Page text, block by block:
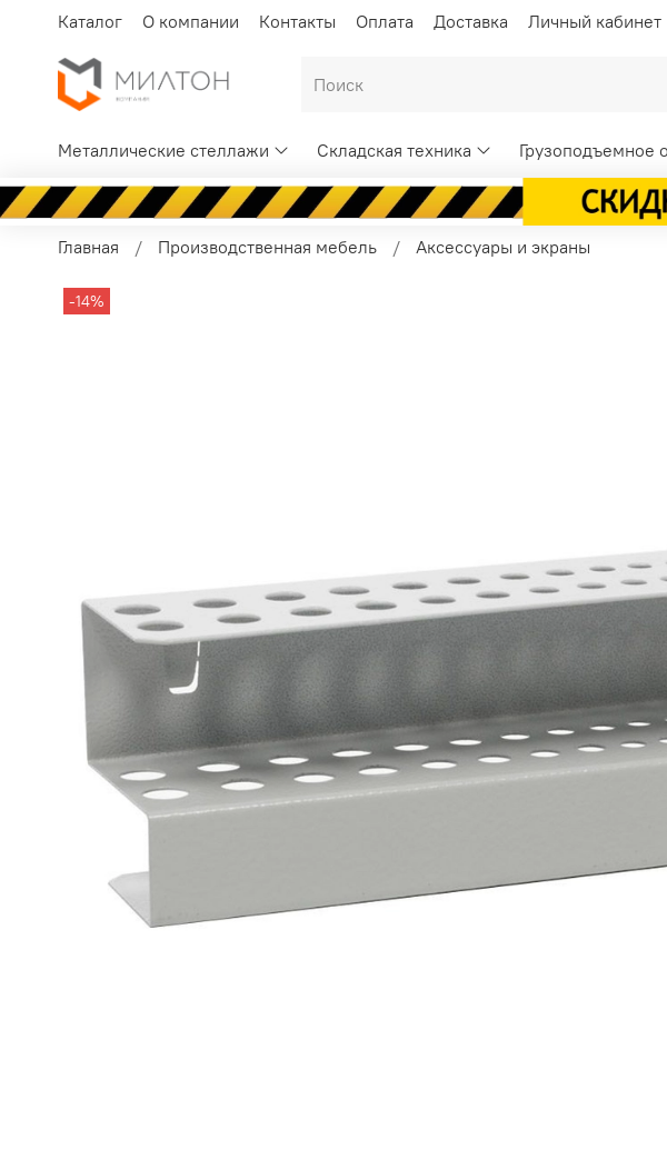
Каталог О компании Контакты Оплата Доставка Личный кабинет
Металлические стеллажи Складская техника Грузоподъемное
Главная Производственная мебель Аксессуары и экраны
-14%